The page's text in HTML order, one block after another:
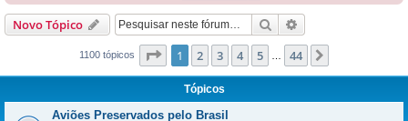
r
Novo Tópico Pesquisar
1100 tópicos Página de 44
1 2 3 4 5 44
Tópicos
Aviões Preservados pelo Brasil